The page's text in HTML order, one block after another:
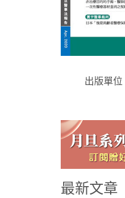
出版單位
最新文章